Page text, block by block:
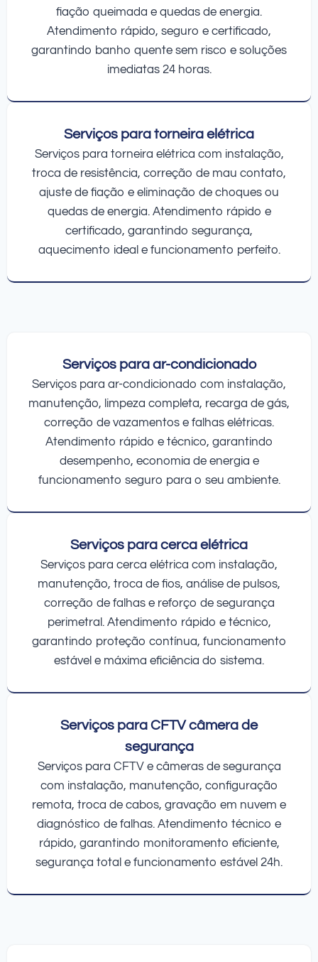
fiação queimada e quedas de energia.
Atendimento rápido, seguro e certificado,
garantindo banho quente sem risco e soluções
imediatas 24 horas.
Serviços para torneira elétrica
Serviços para torneira elétrica com instalação,
troca de resistência, correção de mau contato,
ajuste de fiação e eliminação de choques ou
quedas de energia. Atendimento rápido e
certificado, garantindo segurança,
aquecimento ideal e funcionamento perfeito.
Serviços para ar-condicionado
Serviços para ar-condicionado com instalação,
manutenção, limpeza completa, recarga de gás,
correção de vazamentos e falhas elétricas.
Atendimento rápido e técnico, garantindo
desempenho, economia de energia e
funcionamento seguro para o seu ambiente.
Serviços para cerca elétrica
Serviços para cerca elétrica com instalação,
manutenção, troca de fios, análise de pulsos,
correção de falhas e reforço de segurança
perimetral. Atendimento rápido e técnico,
garantindo proteção contínua, funcionamento
estável e máxima eficiência do sistema.
Serviços para CFTV câmera de
segurança
Serviços para CFTV e câmeras de segurança
com instalação, manutenção, configuração
remota, troca de cabos, gravação em nuvem e
diagnóstico de falhas. Atendimento técnico e
rápido, garantindo monitoramento eficiente,
segurança total e funcionamento estável 24h.